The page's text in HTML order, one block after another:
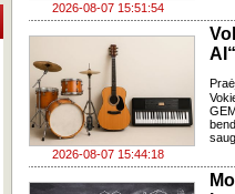
2026-08-07 15:51:54
2026-08-07 15:44:18